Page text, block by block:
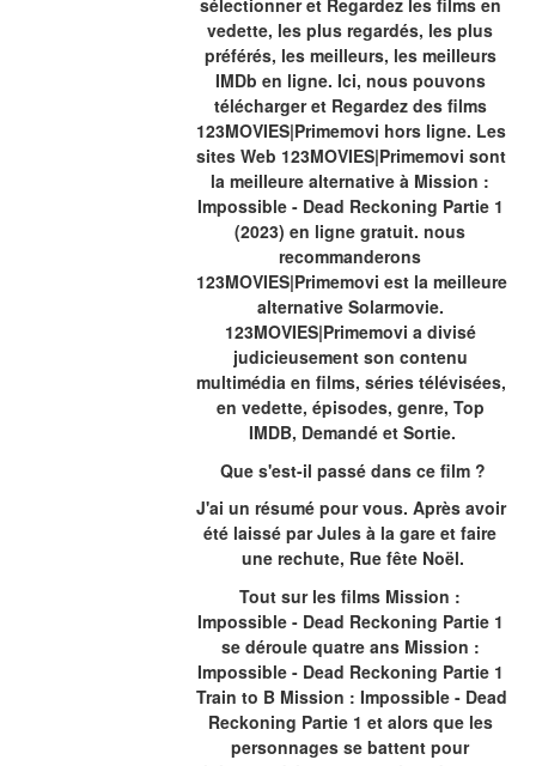
sélectionner et Regardez les films en
vedette, les plus regardés, les plus
préférés, les meilleurs, les meilleurs
IMDb en ligne. Ici, nous pouvons
télécharger et Regardez des films
123MOVIES|Primemovi hors ligne. Les
sites Web 123MOVIES|Primemovi sont
la meilleure alternative à Mission :
Impossible - Dead Reckoning Partie 1
(2023) en ligne gratuit. nous
recommanderons
123MOVIES|Primemovi est la meilleure
alternative Solarmovie.
123MOVIES|Primemovi a divisé
judicieusement son contenu
multimédia en films, séries télévisées,
en vedette, épisodes, genre, Top
IMDB, Demandé et Sortie.
Que s'est-il passé dans ce film ?
J'ai un résumé pour vous. Après avoir
été laissé par Jules à la gare et faire
une rechute, Rue fête Noël.
Tout sur les films Mission :
Impossible - Dead Reckoning Partie 1
se déroule quatre ans Mission :
Impossible - Dead Reckoning Partie 1
Train to B Mission : Impossible - Dead
Reckoning Partie 1 et alors que les
personnages se battent pour